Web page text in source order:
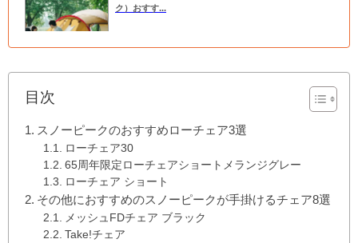
ク）おすす...
目次
スノーピークのおすすめローチェア3選
ローチェア30
65周年限定ローチェアショートメランジグレー
ローチェア ショート
その他におすすめのスノーピークが手掛けるチェア8選
メッシュFDチェア ブラック
Take!チェア